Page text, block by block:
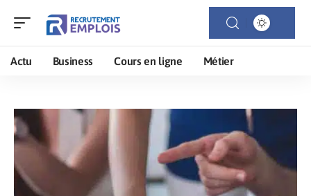
Actu Business Cours en ligne Métier